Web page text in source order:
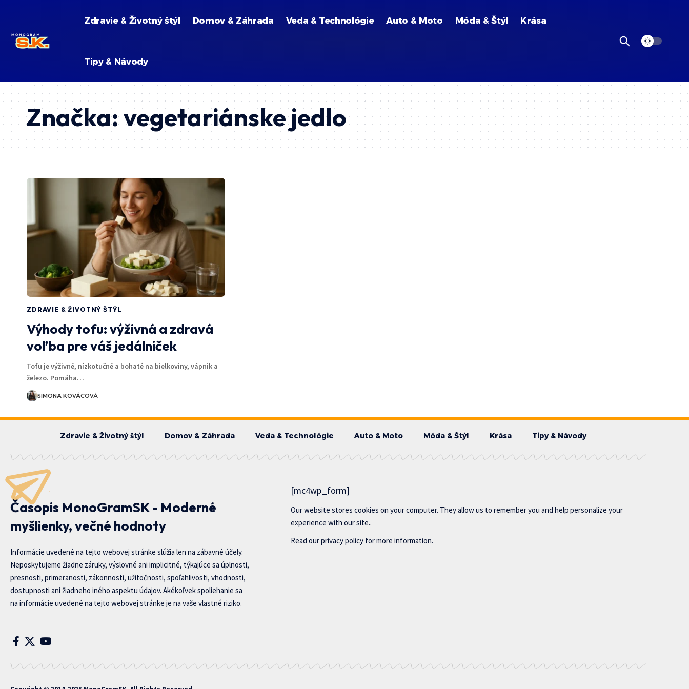
Zdravie & Životný štýl Domov & Záhrada Veda & Technológie Auto & Moto Móda & Štýl Krása
Tipy & Návody
Značka:vegetariánske jedlo
ZDRAVIE & ŽIVOTNÝ ŠTÝL
Výhody tofu: výživná a zdravá
voľba pre váš jedálniček
Tofu je výživné, nízkotučné a bohaté na bielkoviny, vápnik a
železo. Pomáha…
SIMONA KOVÁCOVÁ
Zdravie & Životný štýl Domov & Záhrada Veda & Technológie Auto & Moto Móda & Štýl Krása Tipy & Návody
Časopis MonoGramSK - Moderné
myšlienky, večné hodnoty
Informácie uvedené na tejto webovej stránke slúžia len na zábavné účely.
Neposkytujeme žiadne záruky, výslovné ani implicitné, týkajúce sa úplnosti,
presnosti, primeranosti, zákonnosti, užitočnosti, spoľahlivosti, vhodnosti,
dostupnosti ani žiadneho iného aspektu údajov. Akékoľvek spoliehanie sa
na informácie uvedené na tejto webovej stránke je na vaše vlastné riziko.
[mc4wp_form]
Our website stores cookies on your computer. They allow us to remember you and help personalize your
experience with our site..
Read ourprivacy policy for more information.